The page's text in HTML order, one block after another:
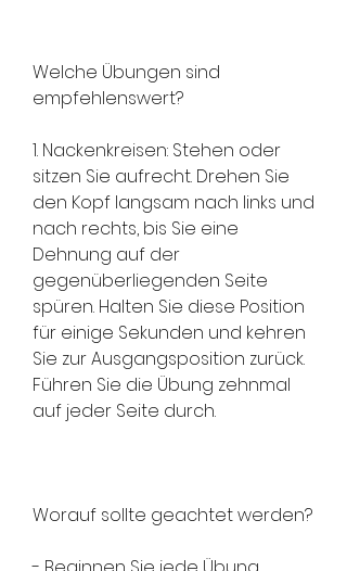
Welche Übungen sind
empfehlenswert?
1. Nackenkreisen: Stehen oder
sitzen Sie aufrecht. Drehen Sie
den Kopf langsam nach links und
nach rechts, bis Sie eine
Dehnung auf der
gegenüberliegenden Seite
spüren. Halten Sie diese Position
für einige Sekunden und kehren
Sie zur Ausgangsposition zurück.
Führen Sie die Übung zehnmal
auf jeder Seite durch.
Worauf sollte geachtet werden?